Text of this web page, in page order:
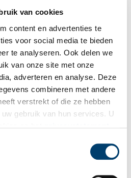
van cookies
content en advertenties te
voor social media te bieden
te analyseren. Ook delen we
van onze site met onze
adverteren en analyse. Deze
combineren met andere
verstrekt of die ze hebben
gebruik van hun services. U
ingezet om de inheemse flora en
te vragen als auteur voor de
Thijsse 20 Verkade-albums
‘Texel’ uit 1927 één van de mooiste